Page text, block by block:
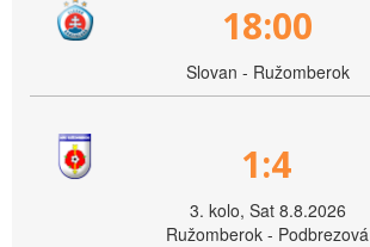
18:00
Slovan - Ružomberok
1:4
3. kolo, Sat 8.8.2026
Ružomberok - Podbrezová